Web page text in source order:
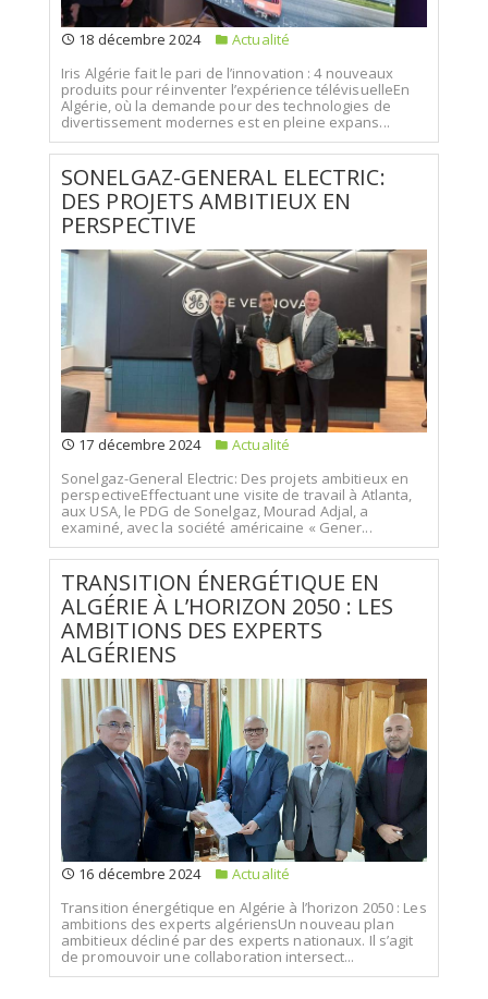
18 décembre 2024
Actualité
Iris Algérie fait le pari de l’innovation : 4 nouveaux
produits pour réinventer l’expérience télévisuelleEn
Algérie, où la demande pour des technologies de
divertissement modernes est en pleine expans...
SONELGAZ-GENERAL ELECTRIC:
DES PROJETS AMBITIEUX EN
PERSPECTIVE
17 décembre 2024
Actualité
Sonelgaz-General Electric: Des projets ambitieux en
perspectiveEffectuant une visite de travail à Atlanta,
aux USA, le PDG de Sonelgaz, Mourad Adjal, a
examiné, avec la société américaine « Gener...
TRANSITION ÉNERGÉTIQUE EN
ALGÉRIE À L’HORIZON 2050 : LES
AMBITIONS DES EXPERTS
ALGÉRIENS
16 décembre 2024
Actualité
Transition énergétique en Algérie à l’horizon 2050 : Les
ambitions des experts algériensUn nouveau plan
ambitieux décliné par des experts nationaux. Il s’agit
de promouvoir une collaboration intersect...